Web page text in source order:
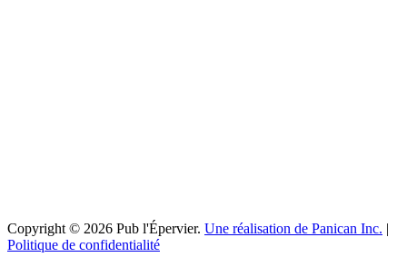
Copyright © 2026 Pub l'Épervier. Une réalisation de Panican Inc. |
Politique de confidentialité